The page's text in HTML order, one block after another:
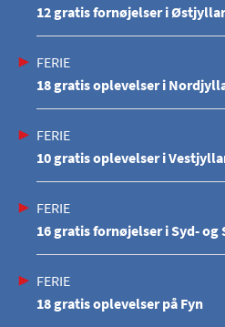
12 gratis fornøjelser i
FERIE
18 gratis oplevelser i
FERIE
10 gratis oplevelser i
FERIE
16 gratis fornøjelser i Syd-
FERIE
18 gratis oplevelser på Fyn